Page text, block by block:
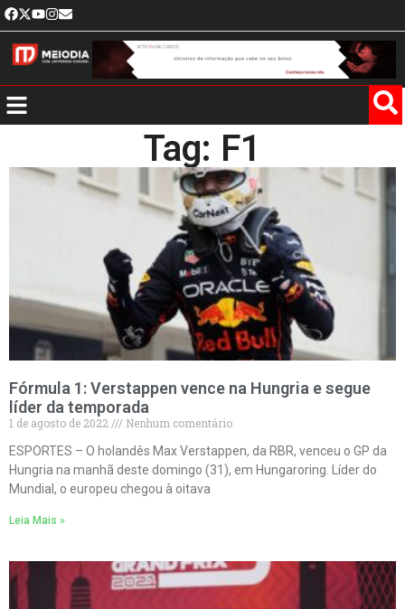
Tag: F1
Fórmula 1: Verstappen vence na Hungria e segue
líder da temporada
1 de agosto de 2022
Nenhum comentário
ESPORTES – O holandês Max Verstappen, da RBR, venceu o GP da
Hungria na manhã deste domingo (31), em Hungaroring. Líder do
Mundial, o europeu chegou à oitava
Leia Mais »